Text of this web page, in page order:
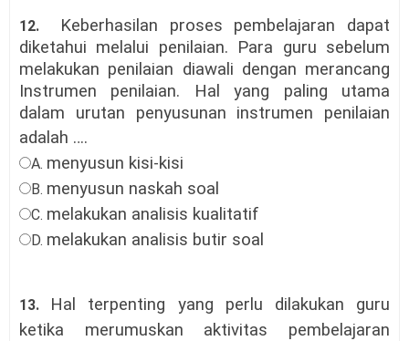
12. Keberhasilan proses pembelajaran dapat
diketahui melalui penilaian. Para guru sebelum
melakukan penilaian diawali dengan merancang
Instrumen penilaian. Hal yang paling utama
dalam urutan penyusunan instrumen penilaian
adalah ….
A. menyusun kisi-kisi
B. menyusun naskah soal
C. melakukan analisis kualitatif
D. melakukan analisis butir soal
13. Hal terpenting yang perlu dilakukan guru
ketika merumuskan aktivitas pembelajaran